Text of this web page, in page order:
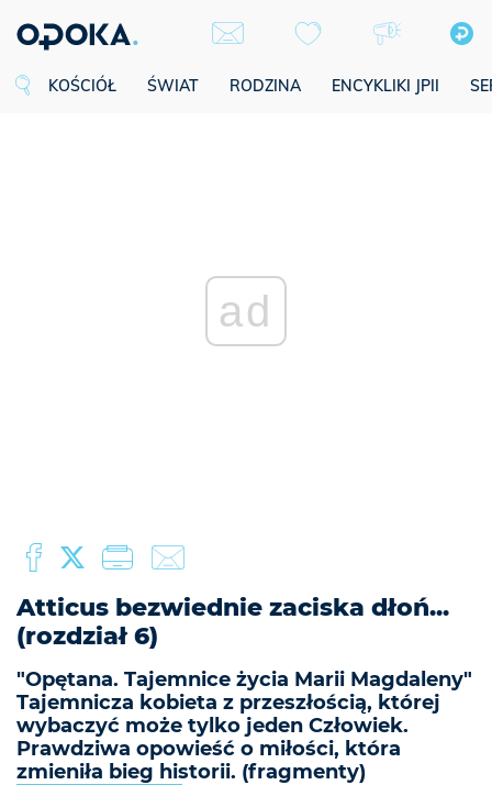
KOŚCIÓŁ ŚWIAT RODZINA ENCYKLIKI JPII
ad
Atticus bezwiednie zaciska dłoń...
(rozdział 6)
"Opętana. Tajemnice życia Marii Magdaleny"
Tajemnicza kobieta z przeszłością, której
wybaczyć może tylko jeden Człowiek.
Prawdziwa opowieść o miłości, która
zmieniła bieg historii. (fragmenty)